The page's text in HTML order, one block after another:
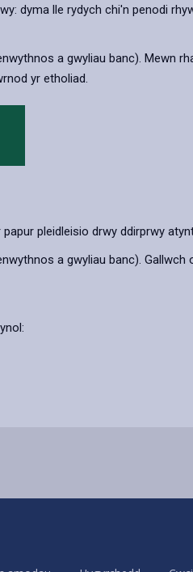
dyma lle rydych chi'n penodi
a gwyliau banc). Mewn
yr etholiad.
pleidleisio drwy ddirprwy
a gwyliau banc).